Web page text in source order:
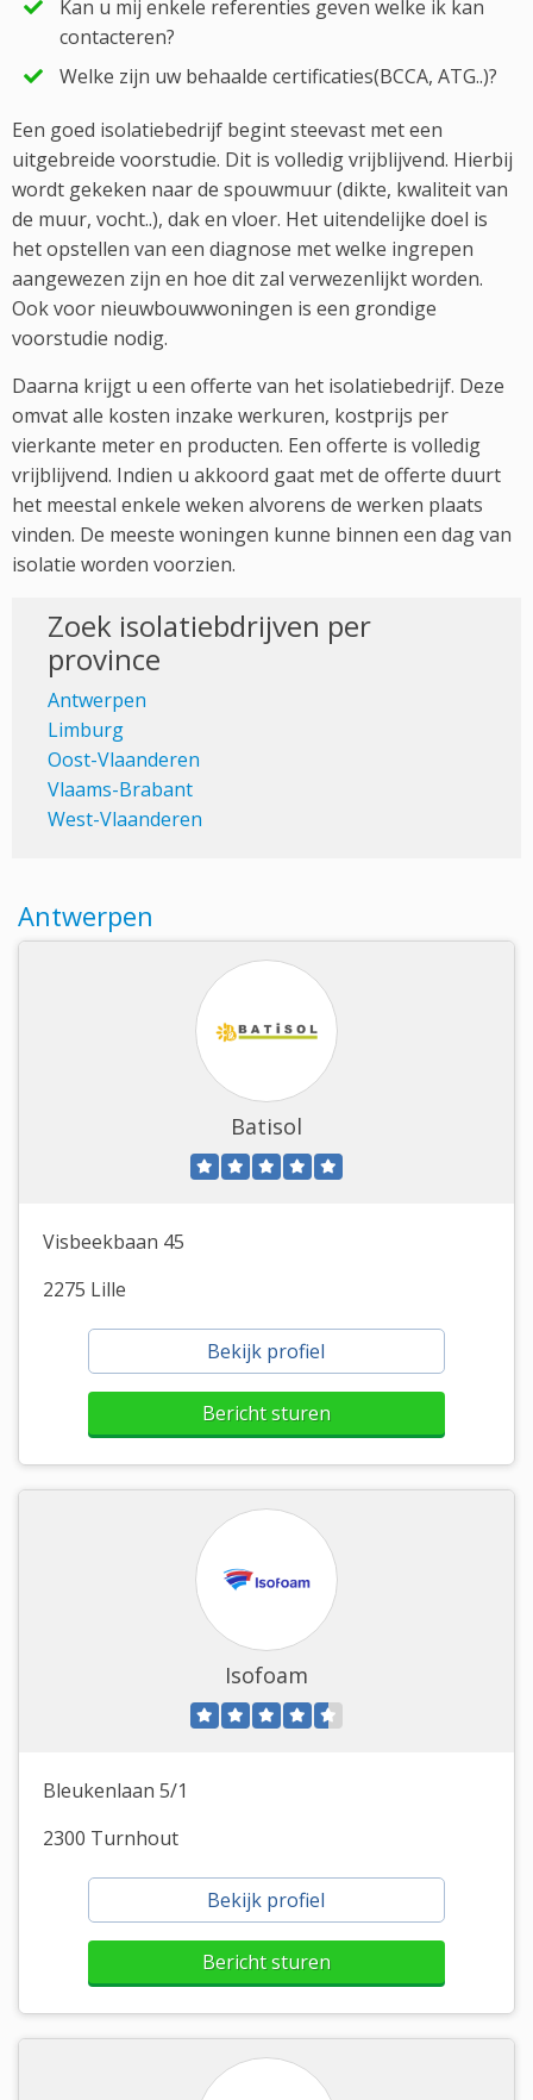
Kan u mij enkele referenties geven welke ik kan
contacteren?
Welke zijn uw behaalde certificaties(BCCA, ATG..)?
Een goed isolatiebedrijf begint steevast met een
uitgebreide voorstudie. Dit is volledig vrijblijvend. Hierbij
wordt gekeken naar de spouwmuur (dikte, kwaliteit van
de muur, vocht..), dak en vloer. Het uitendelijke doel is
het opstellen van een diagnose met welke ingrepen
aangewezen zijn en hoe dit zal verwezenlijkt worden.
Ook voor nieuwbouwwoningen is een grondige
voorstudie nodig.
Daarna krijgt u een offerte van het isolatiebedrijf. Deze
omvat alle kosten inzake werkuren, kostprijs per
vierkante meter en producten. Een offerte is volledig
vrijblijvend. Indien u akkoord gaat met de offerte duurt
het meestal enkele weken alvorens de werken plaats
vinden. De meeste woningen kunne binnen een dag van
isolatie worden voorzien.
Zoek isolatiebdrijven per
province
Antwerpen
Limburg
Oost-Vlaanderen
Vlaams-Brabant
West-Vlaanderen
Antwerpen
Batisol
Visbeekbaan 45
2275 Lille
Bekijk profiel
Bericht sturen
Isofoam
Bleukenlaan 5/1
2300 Turnhout
Bekijk profiel
Bericht sturen